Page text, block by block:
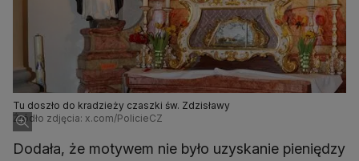
Tu doszło do kradzieży czaszki św. Zdzisławy
Źródło zdjęcia: x.com/PolicieCZ
Dodała, że motywem nie było uzyskanie pieniędzy